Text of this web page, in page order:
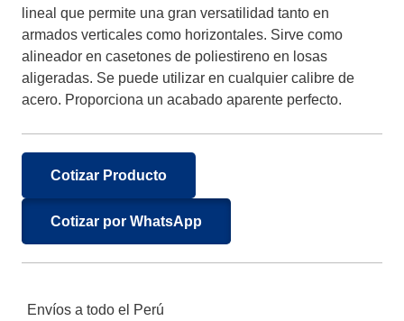
lineal que permite una gran versatilidad tanto en
armados verticales como horizontales. Sirve como
alineador en casetones de poliestireno en losas
aligeradas. Se puede utilizar en cualquier calibre de
acero. Proporciona un acabado aparente perfecto.
Cotizar Producto
Cotizar por WhatsApp
Envíos a todo el Perú